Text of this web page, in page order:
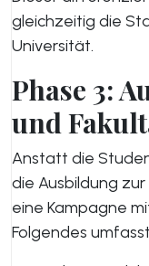
gleichzeitig die
Universität.
Phase 3:
und
Anstatt die
die Ausbildung
eine Kampagne
Folgendes